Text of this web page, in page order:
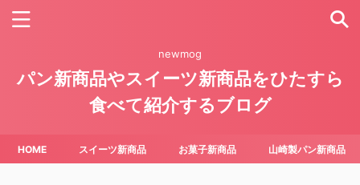
newmog
パン新商品やスイーツ新商品をひたすら
食べて紹介するブログ
HOME スイーツ新商品 お菓子新商品 山崎製パン新商品